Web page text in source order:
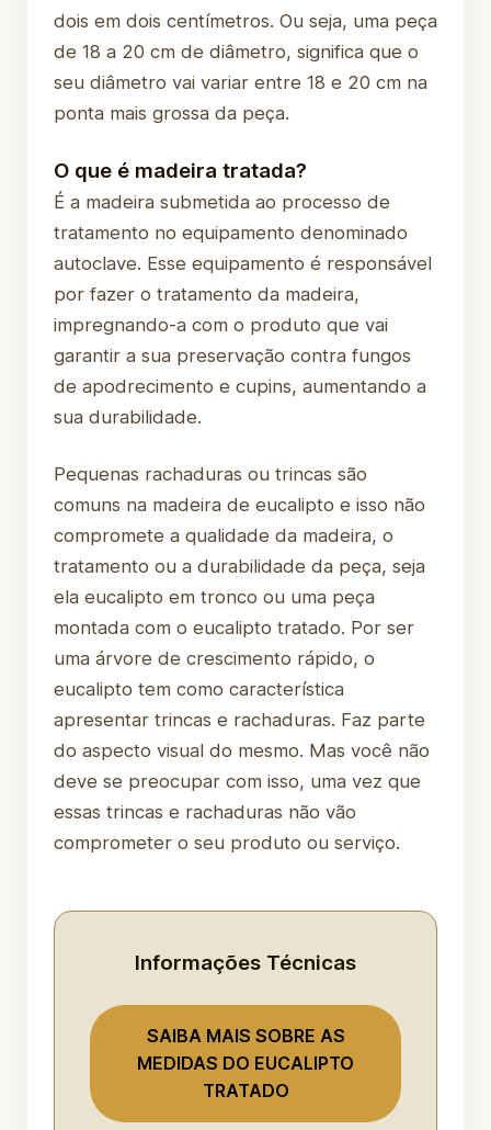
dois em dois centímetros. Ou seja, uma peça
de 18 a 20 cm de diâmetro, significa que o
seu diâmetro vai variar entre 18 e 20 cm na
ponta mais grossa da peça.
O que é madeira tratada?
É a madeira submetida ao processo de
tratamento no equipamento denominado
autoclave. Esse equipamento é responsável
por fazer o tratamento da madeira,
impregnando-a com o produto que vai
garantir a sua preservação contra fungos
de apodrecimento e cupins, aumentando a
sua durabilidade.
Pequenas rachaduras ou trincas são
comuns na madeira de eucalipto e isso não
compromete a qualidade da madeira, o
tratamento ou a durabilidade da peça, seja
ela eucalipto em tronco ou uma peça
montada com o eucalipto tratado. Por ser
uma árvore de crescimento rápido, o
eucalipto tem como característica
apresentar trincas e rachaduras. Faz parte
do aspecto visual do mesmo. Mas você não
deve se preocupar com isso, uma vez que
essas trincas e rachaduras não vão
comprometer o seu produto ou serviço.
Informações Técnicas
SAIBA MAIS SOBRE AS
MEDIDAS DO EUCALIPTO
TRATADO